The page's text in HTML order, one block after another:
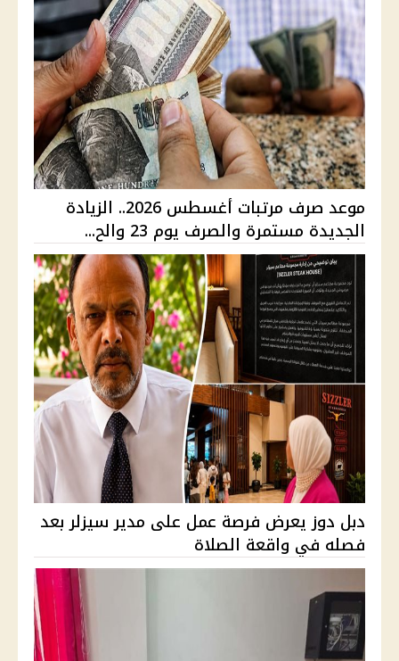
موعد صرف مرتبات أغسطس 2026.. الزيادة
الجديدة مستمرة والصرف يوم 23 والح...
دبل دوز يعرض فرصة عمل على مدير سيزلر بعد
فصله في واقعة الصلاة